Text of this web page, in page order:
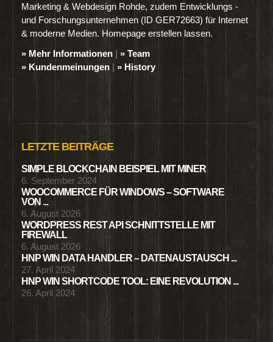
Marketing & Webdesign Rohde, zudem Entwicklungs -
und Forschungsunternehmen (ID GER72663) für Internet
& moderne Medien. Homepage erstellen lassen.
» Mehr Informationen | » Team
» Kundenmeinungen | » History
LETZTE BEITRÄGE
SIMPLE BLOCKCHAIN BEISPIEL MIT MINER
6. September 2024
WOOCOMMERCE FÜR WINDOWS – SOFTWARE
VON ...
6. August 2026
WORDPRESS REST API SCHNITTSTELLE MIT
FIREWALL
6. August 2026
HNP WIN DATA HANDLER – DATENAUSTAUSCH ...
27. April 2024
HNP WIN SHORTCODE TOOL: EINE REVOLUTION ...
26. April 2024